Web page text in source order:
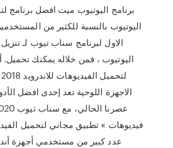
برنامج اليوتيوب ميت افضل برنامج
اليوتيوب بالنسبة للكثير من
الاول لبرنامج سناب تيوب لـ
الاجهزة اللوحية تعد إحدى افضل
فيديوهات » تطبيق مجاني لتحميل
عدد كبير من مستخدمي أجهزة